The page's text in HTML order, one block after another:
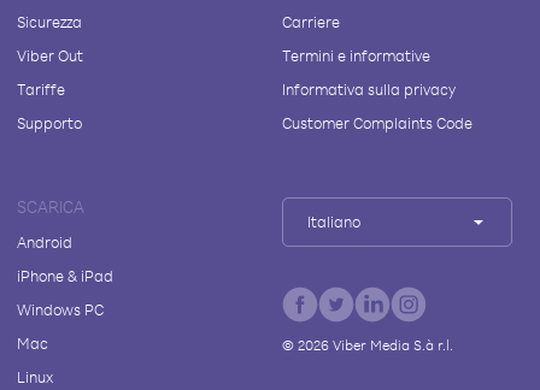
Sicurezza
Viber Out
Tariffe
Supporto
Carriere
Termini e informative
Informativa sulla privacy
Customer Complaints Code
SCARICA
Android
iPhone & iPad
Windows PC
Mac
Linux
Italiano
© 2026Viber Media S.à r.l.